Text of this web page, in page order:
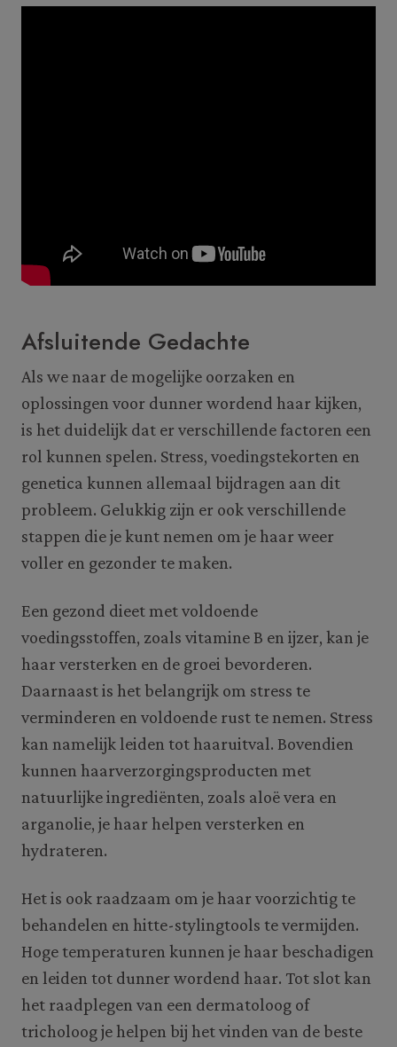
Afsluitende Gedachte
Als we naar de mogelijke oorzaken en
oplossingen voor dunner wordend haar kijken,
is het duidelijk dat er verschillende factoren een
rol kunnen spelen. Stress, voedingstekorten en
genetica kunnen allemaal bijdragen aan dit
probleem. Gelukkig zijn er ook verschillende
stappen die je kunt nemen om je haar weer
voller en gezonder te maken.
Een gezond dieet met voldoende
voedingsstoffen, zoals vitamine B en ijzer, kan je
haar versterken en de groei bevorderen.
Daarnaast is het belangrijk om stress te
verminderen en voldoende rust te nemen. Stress
kan namelijk leiden tot haaruitval. Bovendien
kunnen haarverzorgingsproducten met
natuurlijke ingrediënten, zoals aloë vera en
arganolie, je haar helpen versterken en
hydrateren.
Het is ook raadzaam om je haar voorzichtig te
behandelen en hitte-stylingtools te vermijden.
Hoge temperaturen kunnen je haar beschadigen
en leiden tot dunner wordend haar. Tot slot kan
het raadplegen van een dermatoloog of
tricholoog je helpen bij het vinden van de beste